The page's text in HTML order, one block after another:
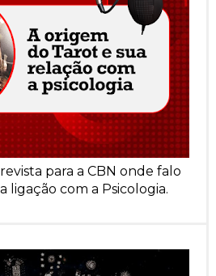
para a CBN onde falo
ligação com a Psicologia.